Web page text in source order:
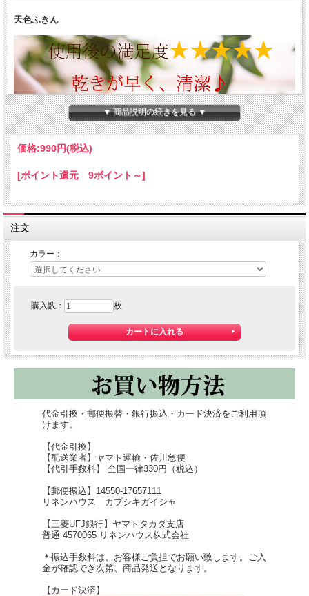
天色ふきん
蚊帳生地素材のふきんは、昔から台ふきんとして親しま
れてきました。
食卓の上の汚れや水気をささっと拭取ってくれるタフな
台ふきんです。
▼ 商品説明の続きを見る ▼
価格:990円(税込)
[ポイント還元 9ポイント～]
注文
カラー：
購入数： 枚
代金引換・郵便振替・銀行振込・カード決済をご利用頂
けます。
【代金引換】
【配送業者】ヤマト運輸・佐川急便
【代引手数料】 全国一律330円（税込）
【郵便振込】14550-17657111
リネンハウス カブシキガイシャ
【三菱UFJ銀行】ヤマトタカダ支店
普通 4570065 リネンハウス株式会社
＊振込手数料は、お客様ご負担でお願い致します。ご入
金が確認でき次第、商品発送となります。
【カード決済】